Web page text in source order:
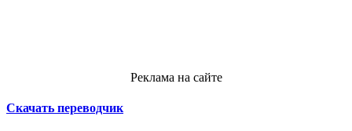
Реклама на сайте
Скачать переводчик